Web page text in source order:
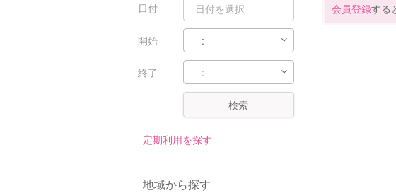
日付
開始
終了
検索
定期利用を探す
地域から探す
会員登録する